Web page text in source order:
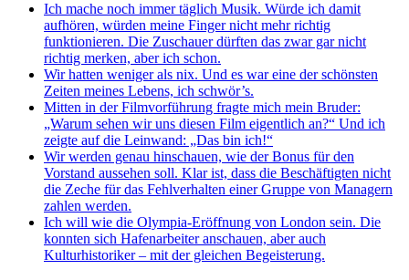
Ich mache noch immer täglich Musik. Würde ich damit
aufhören, würden meine Finger nicht mehr richtig
funktionieren. Die Zuschauer dürften das zwar gar nicht
richtig merken, aber ich schon.
Wir hatten weniger als nix. Und es war eine der schönsten
Zeiten meines Lebens, ich schwör’s.
Mitten in der Filmvorführung fragte mich mein Bruder:
„Warum sehen wir uns diesen Film eigentlich an?“ Und ich
zeigte auf die Leinwand: „Das bin ich!“
Wir werden genau hinschauen, wie der Bonus für den
Vorstand aussehen soll. Klar ist, dass die Beschäftigten nicht
die Zeche für das Fehlverhalten einer Gruppe von Managern
zahlen werden.
Ich will wie die Olympia-Eröffnung von London sein. Die
konnten sich Hafenarbeiter anschauen, aber auch
Kulturhistoriker – mit der gleichen Begeisterung.